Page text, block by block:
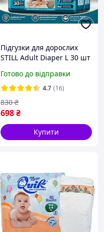
Підгузки для дорослих
STILL Adult Diaper L 30 шт
розмірів для людей
похилого віку
Готово до відправки
4.7 (16)
698₴
830 ₴
Купити